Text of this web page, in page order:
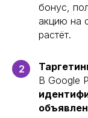
бонус,
акцию на
растёт.
2
В Google